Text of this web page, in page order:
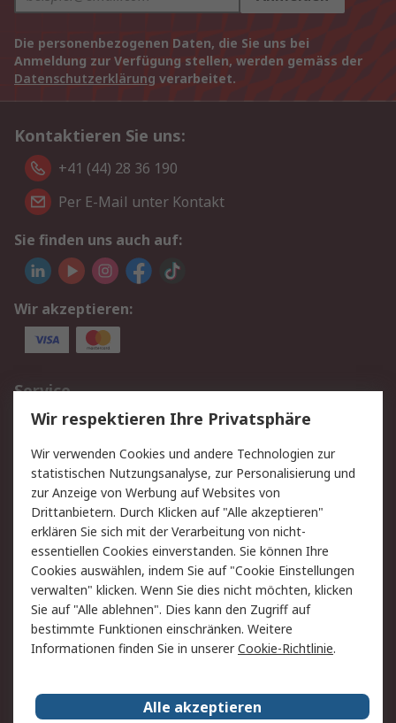
Die personenbezogenen Daten, die Sie uns bei
Anmeldung zur Verfügung stellen, werden gemäss der
Datenschutzerklärung verarbeitet.
Kontaktieren Sie uns:
+41 (44) 28 36 190
Per E-Mail unter Kontakt
Sie finden uns auch auf:
Wir akzeptieren:
Service
Value Added Services
Lieferlösungen
Rücksendungen
Kontakt
Hilfe
Rechtliches
AGB
Datenschutz
Cookie-Richtlinie
Zahlungsbedingungen
Copyright/Impressum
Über RS
Karriere bei RS
Nachhaltigkeit
Wir respektieren Ihre Privatsphäre
Wir verwenden Cookies und andere Technologien zur
statistischen Nutzungsanalyse, zur Personalisierung und
zur Anzeige von Werbung auf Websites von
Drittanbietern. Durch Klicken auf "Alle akzeptieren"
erklären Sie sich mit der Verarbeitung von nicht-
essentiellen Cookies einverstanden. Sie können Ihre
Cookies auswählen, indem Sie auf "Cookie Einstellungen
verwalten" klicken. Wenn Sie dies nicht möchten, klicken
Sie auf "Alle ablehnen". Dies kann den Zugriff auf
bestimmte Funktionen einschränken. Weitere
Informationen finden Sie in unsererCookie-Richtlinie.
Alle akzeptieren